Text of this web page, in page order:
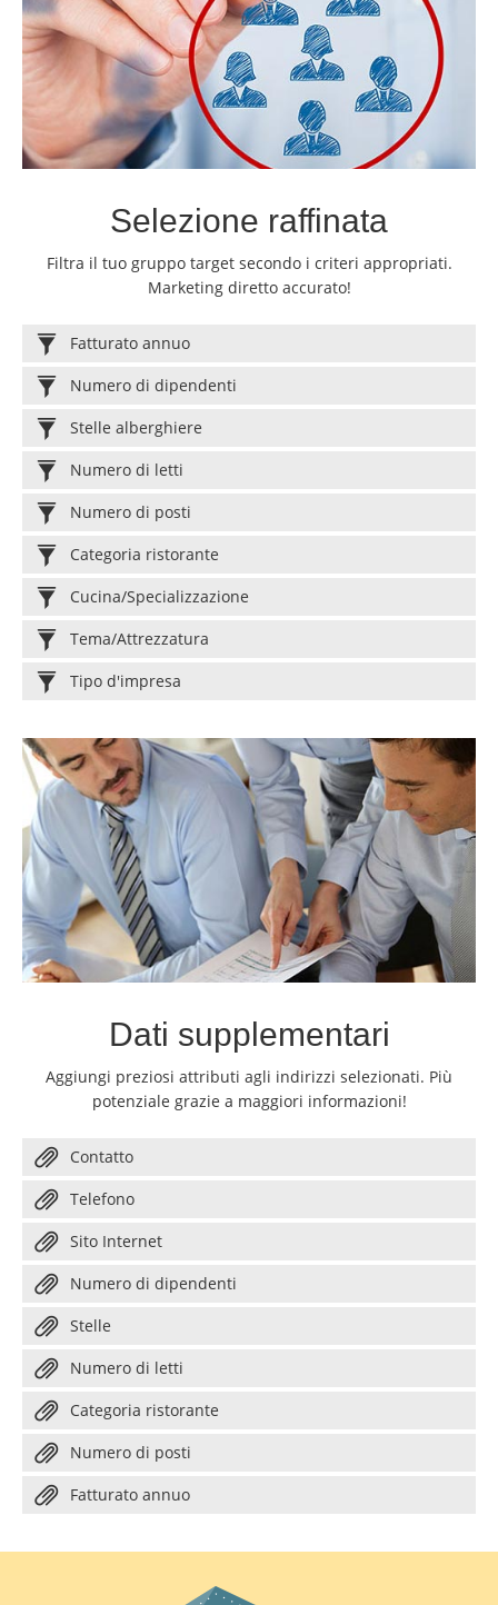
Selezione raffinata
Filtra il tuo gruppo target secondo i criteri appropriati.
Marketing diretto accurato!
Fatturato annuo
Numero di dipendenti
Stelle alberghiere
Numero di letti
Numero di posti
Categoria ristorante
Cucina/Specializzazione
Tema/Attrezzatura
Tipo d'impresa
Dati supplementari
Aggiungi preziosi attributi agli indirizzi selezionati. Più
potenziale grazie a maggiori informazioni!
Contatto
Telefono
Sito Internet
Numero di dipendenti
Stelle
Numero di letti
Categoria ristorante
Numero di posti
Fatturato annuo